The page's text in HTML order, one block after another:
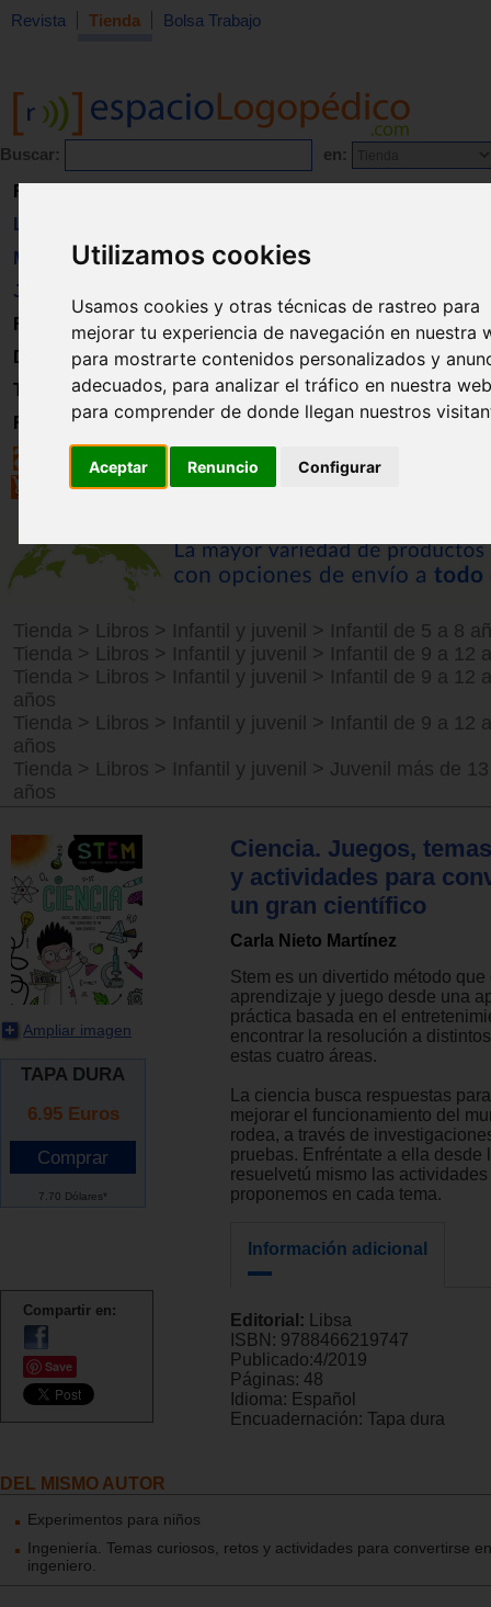
Utilizamos cookies
Usamos cookies y otras técnicas de rastreo para
mejorar tu experiencia de navegación en nuestra
para mostrarte contenidos personalizados y
adecuados, para analizar el tráfico en nuestra
para comprender de donde llegan nuestros
Aceptar Renuncio Configurar
Revista Tienda Bolsa Trabajo
Buscar: en:
Revista
Libros
Material
Juguetes
Formación
Directorio
Trabajo
Registro
Tienda > Libros > Infantil y juvenil > Infantil de 5 a 8
Tienda > Libros > Infantil y juvenil > Infantil de 9 a 12
Tienda > Libros > Infantil y juvenil > Infantil de 9 a 12
años
Tienda > Libros > Infantil y juvenil > Infantil de 9 a 12
años
Tienda > Libros > Infantil y juvenil > Juvenil más de
años
Ampliar imagen
TAPA DURA
6.95 Euros
7.70 Dólares*
Compartir en:
Save
Ciencia. Juegos,
y actividades para
un gran científico
Carla Nieto Martínez
Stem es un divertido método que
aprendizaje y juego desde una
práctica basada en el
encontrar la resolución a
estas cuatro áreas.
La ciencia busca respuestas
mejorar el funcionamiento del
rodea, a través de
pruebas. Enfréntate a ella desde
resuelvetú mismo las actividades
proponemos en cada tema.
Información adicional
Editorial:
Libsa
ISBN: 9788466219747
Publicado:4/2019
Páginas: 48
Idioma: Español
Encuadernación: Tapa dura
DEL MISMO AUTOR
Experimentos para niños
Ingeniería. Temas curiosos, retos y actividades para convertirse
ingeniero.